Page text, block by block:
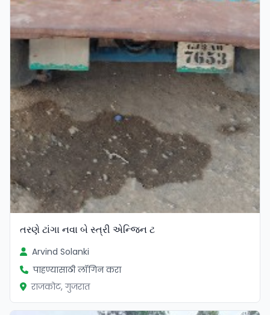
તરણે ટાંગા નવા બે સ્ત્રી એન્જિન ટ
Arvind Solanki
पाहण्यासाठी लॉगिन करा
राजकोट, गुजरात